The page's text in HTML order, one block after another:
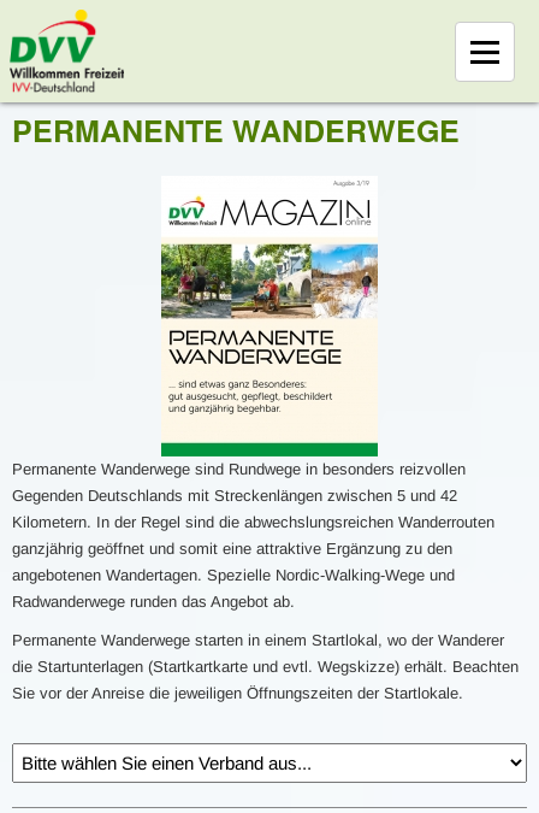
PERMANENTE WANDERWEGE
Permanente Wanderwege sind Rundwege in besonders reizvollen
Gegenden Deutschlands mit Streckenlängen zwischen 5 und 42
Kilometern. In der Regel sind die abwechslungsreichen Wanderrouten
ganzjährig geöffnet und somit eine attraktive Ergänzung zu den
angebotenen Wandertagen. Spezielle Nordic-Walking-Wege und
Radwanderwege runden das Angebot ab.
Permanente Wanderwege starten in einem Startlokal, wo der Wanderer
die Startunterlagen (Startkartkarte und evtl. Wegskizze) erhält. Beachten
Sie vor der Anreise die jeweiligen Öffnungszeiten der Startlokale.